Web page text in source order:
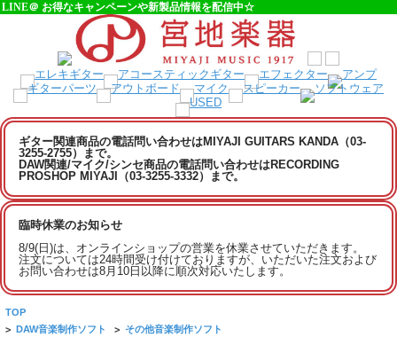
LINE＠ お得なキャンペーンや新製品情報を配信中☆
ギター関連商品の電話問い合わせはMIYAJI GUITARS KANDA（03-
3255-2755）まで。
DAW関連/マイク/シンセ商品の電話問い合わせはRECORDING
PROSHOP MIYAJI（03-3255-3332）まで。
臨時休業のお知らせ
8/9(日)は、オンラインショップの営業を休業させていただきます。
注文については24時間受け付けておりますが、いただいた注文および
お問い合わせは8月10日以降に順次対応いたします。
TOP
> DAW音楽制作ソフト > その他音楽制作ソフト